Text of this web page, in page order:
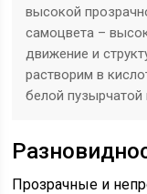
высокой
самоцвета –
движение и
растворим в
белой
Прозрачные и